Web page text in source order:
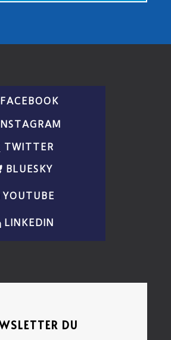
FACEBOOK
TWITTER
BLUESKY
YOUTUBE
LINKEDIN
DU